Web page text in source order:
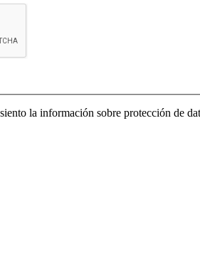
la información sobre protección de